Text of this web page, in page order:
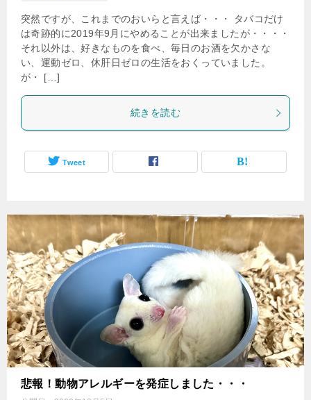
突然ですが、これまでのおいらと言えば・・・ タバコだけ
は奇跡的に2019年9月にやめることが出来ましたが・・・・
それ以外は、好きなものを食べ、毎日のお酒を欠かさな
い、運動ゼロ、休肝日ゼロの生活をおくっていました。
が・ […]
続きを読む
Tweet
悲報！動物アレルギーを発症しました・・・